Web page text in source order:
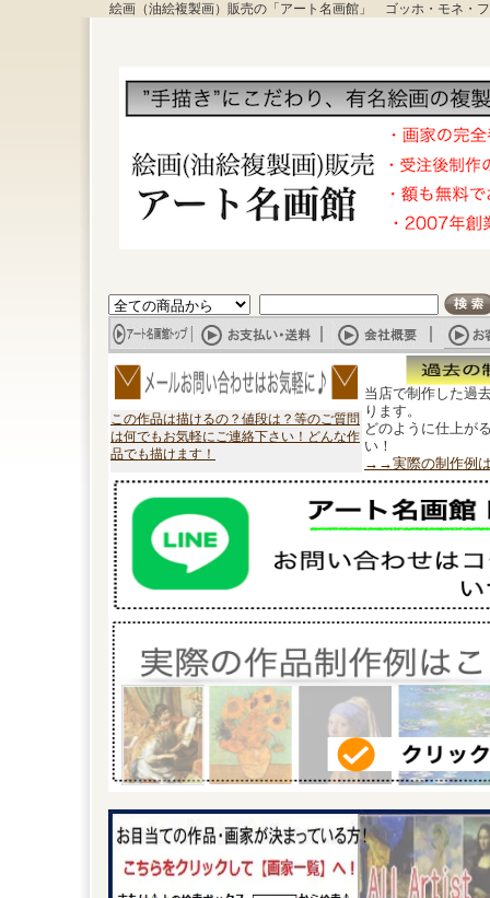
絵画（油絵複製画）販売の「アート名画館」 ゴッホ・モネ・
この作品は描けるの？値段は？等のご質問
は何でもお気軽にご連絡下さい！どんな作
品でも描けます！
当店で制作した過
ります。
どのように仕上が
い！
→→実際の制作例